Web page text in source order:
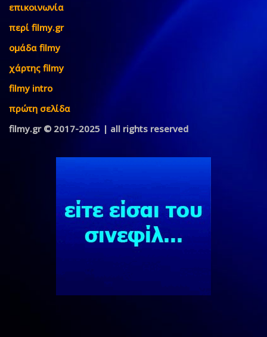
επικοινωνία
περί filmy.gr
ομάδα filmy
χάρτης filmy
filmy intro
πρώτη σελίδα
filmy.gr © 2017-2025 | all rights reserved